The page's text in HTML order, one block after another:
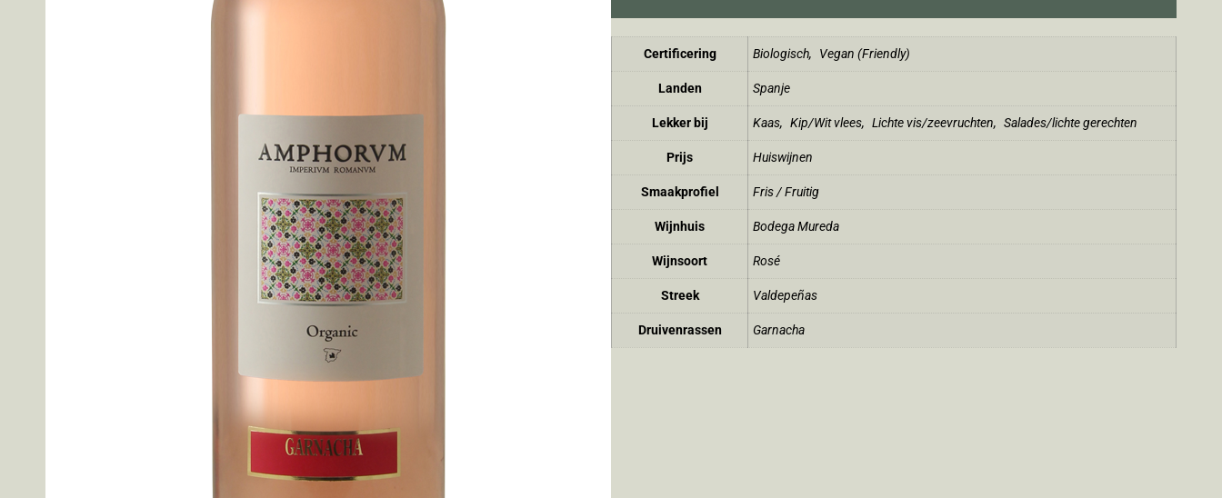
Certificering Biologisch, Vegan (Friendly)
Landen Spanje
Lekker bij Kaas, Kip/Wit vlees, Lichte vis/zeevruchten, Salades/lichte gerechten
Prijs Huiswijnen
Smaakprofiel Fris / Fruitig
Wijnhuis Bodega Mureda
Wijnsoort Rosé
Streek Valdepeñas
Druivenrassen Garnacha